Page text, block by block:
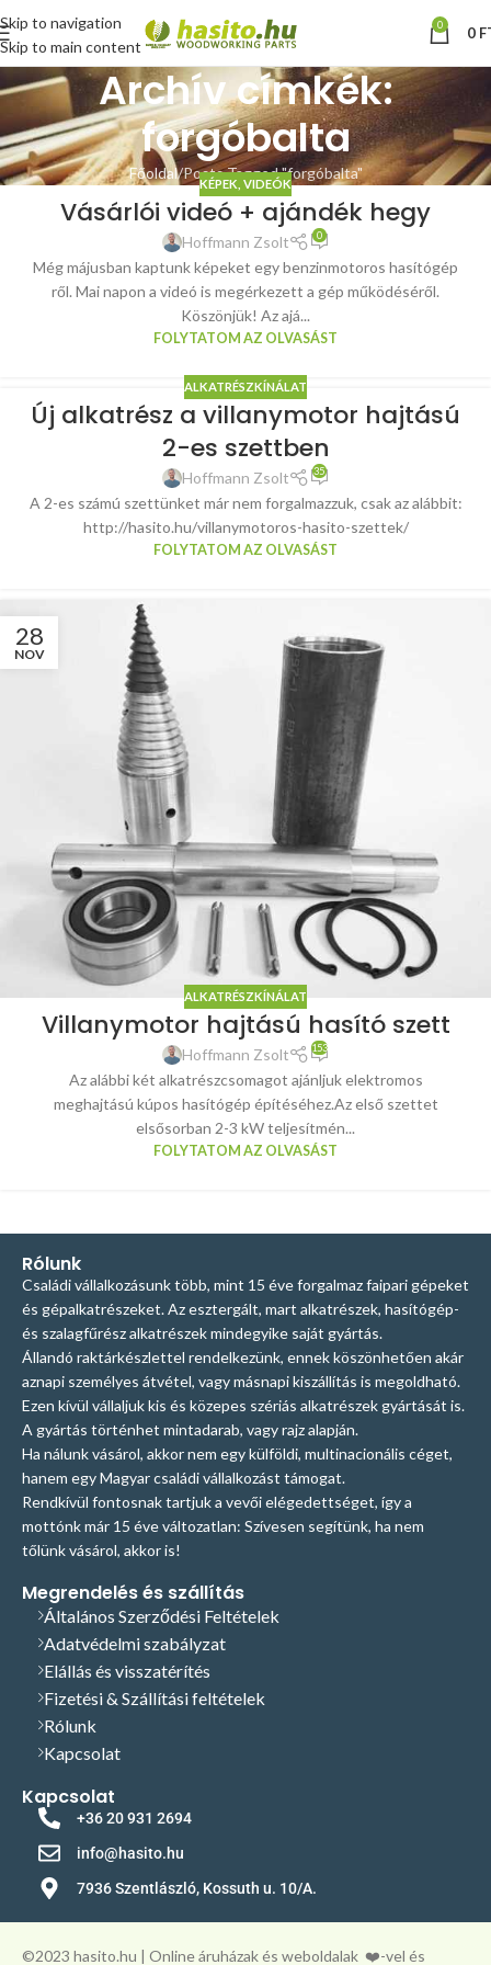
Skip to navigation
Skip to main content
0 0
Archív címkék:
forgóbalta
Főoldal Posts Tagged "forgóbalta"
KÉPEK, VIDEÓK
Vásárlói videó + ajándék hegy
Hoffmann Zsolt 0
Még májusban kaptunk képeket egy benzinmotoros hasítógép
ről. Mai napon a videó is megérkezett a gép működéséről.
Köszönjük! Az ajá...
FOLYTATOM AZ OLVASÁST
ALKATRÉSZKÍNÁLAT
Új alkatrész a villanymotor hajtású
2-es szettben
Hoffmann Zsolt 35
A 2-es számú szettünket már nem forgalmazzuk, csak az alábbit:
http://hasito.hu/villanymotoros-hasito-szettek/
FOLYTATOM AZ OLVASÁST
28
NOV
ALKATRÉSZKÍNÁLAT
Villanymotor hajtású hasító szett
Hoffmann Zsolt 153
Az alábbi két alkatrészcsomagot ajánljuk elektromos
meghajtású kúpos hasítógép építéséhez.Az első szettet
elsősorban 2-3 kW teljesítmén...
FOLYTATOM AZ OLVASÁST
Rólunk
Családi vállalkozásunk több, mint 15 éve forgalmaz faipari gépeket
és gépalkatrészeket. Az esztergált, mart alkatrészek, hasítógép-
és szalagfűrész alkatrészek mindegyike saját gyártás.
Állandó raktárkészlettel rendelkezünk, ennek köszönhetően akár
aznapi személyes átvétel, vagy másnapi kiszállítás is megoldható.
Ezen kívül vállaljuk kis és közepes szériás alkatrészek gyártását is.
A gyártás történhet mintadarab, vagy rajz alapján.
Ha nálunk vásárol, akkor nem egy külföldi, multinacionális céget,
hanem egy Magyar családi vállalkozást támogat.
Rendkívül fontosnak tartjuk a vevői elégedettséget, így a
mottónk már 15 éve változatlan: Szívesen segítünk, ha nem
tőlünk vásárol, akkor is!
Megrendelés és szállítás
Általános Szerződési Feltételek
Adatvédelmi szabályzat
Elállás és visszatérítés
Fizetési & Szállítási feltételek
Rólunk
Kapcsolat
Kapcsolat
+36 20 931 2694
info@hasito.hu
7936 Szentlászló, Kossuth u. 10/A.
©️2023 hasito.hu | Online áruházak és weboldalak ❤️-vel és